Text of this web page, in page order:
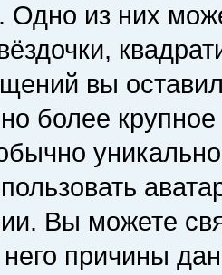
Одно из них
вы
более
Вы можете
причины